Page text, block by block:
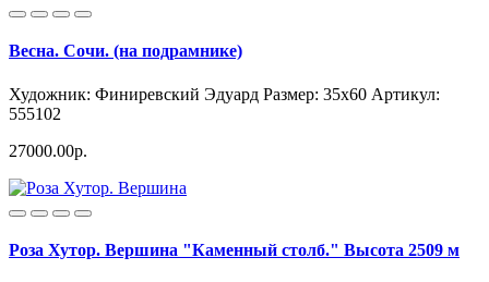
Весна. Сочи. (на подрамнике)
Художник: Финиревский Эдуард Размер: 35x60 Артикул:
555102
27000.00р.
Роза Хутор. Вершина "Каменный столб." Высота 2509 м